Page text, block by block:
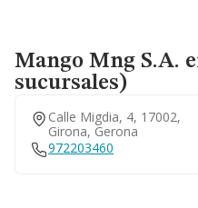
Mango Mng S.a.
sucursales)
Calle Migdia, 4, 17002,
Girona, Gerona
972203460